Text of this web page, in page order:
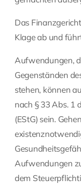
Das
Klage ab und
Aufwendungen,
Gegenständen
stehen, können
nach § 33 Abs. 1
(EStG) sein.
Aufwendungen
dem